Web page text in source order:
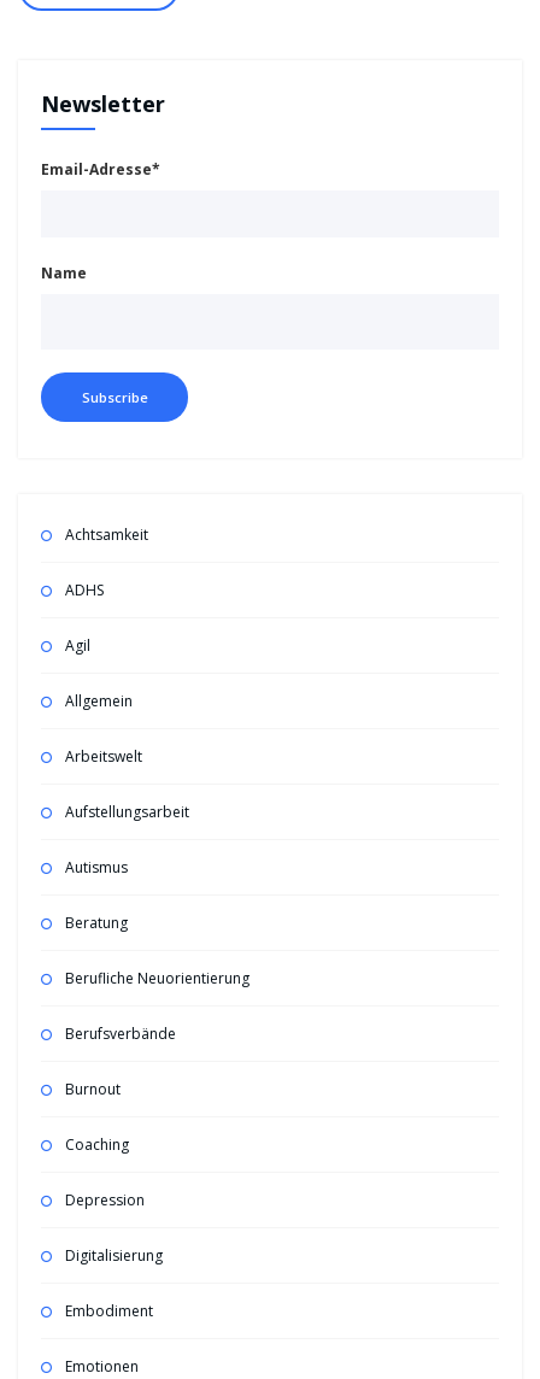
Newsletter
Email-Adresse*
Name
Achtsamkeit
ADHS
Agil
Allgemein
Arbeitswelt
Aufstellungsarbeit
Autismus
Beratung
Berufliche Neuorientierung
Berufsverbände
Burnout
Coaching
Depression
Digitalisierung
Embodiment
Emotionen